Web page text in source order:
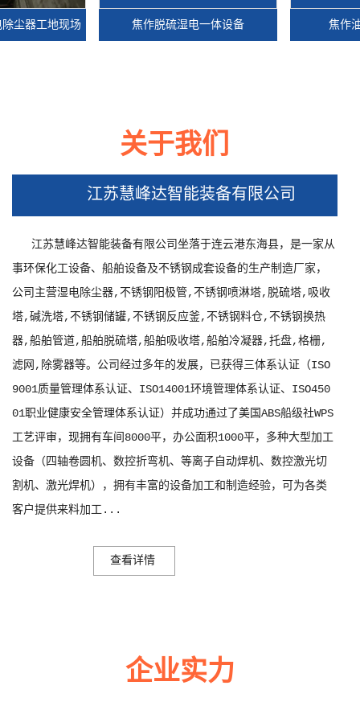
工地现场 焦作脱硫湿电一体设备 焦作油烟
焦作脱硫湿电一体设备
关于我们
江苏慧峰达智能装备有限公司
江苏慧峰达智能装备有限公司坐落于连云港东海县，是一家从
事环保化工设备、船舶设备及不锈钢成套设备的生产制造厂家，
公司主营湿电除尘器,不锈钢阳极管,不锈钢喷淋塔,脱硫塔,吸收
塔,碱洗塔,不锈钢储罐,不锈钢反应釜,不锈钢料仓,不锈钢换热
器,船舶管道,船舶脱硫塔,船舶吸收塔,船舶冷凝器,托盘,格栅,
滤网,除雾器等。公司经过多年的发展，已获得三体系认证（ISO
9001质量管理体系认证、ISO14001环境管理体系认证、ISO450
01职业健康安全管理体系认证）并成功通过了美国ABS船级社WPS
工艺评审，现拥有车间8000平，办公面积1000平，多种大型加工
设备（四轴卷圆机、数控折弯机、等离子自动焊机、数控激光切
割机、激光焊机），拥有丰富的设备加工和制造经验，可为各类
客户提供来料加工...
查看详情
企业实力